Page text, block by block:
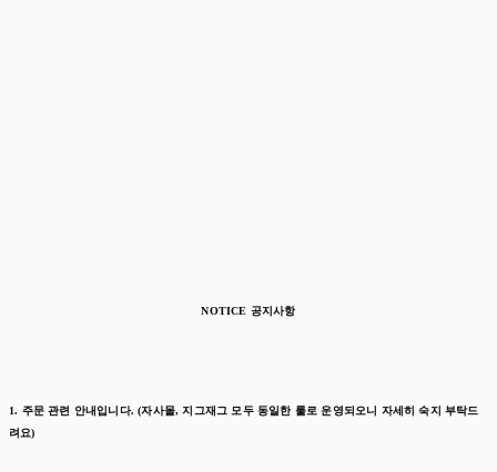
NOTICE 공지사항
1. 주문 관련 안내입니다. (자사몰, 지그재그 모두 동일한 룰로 운영되오니 자세히 숙지 부탁드
려요)